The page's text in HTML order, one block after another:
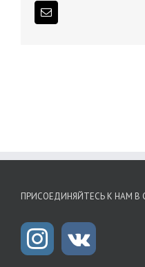
Email
ПРИСОЕДИНЯЙТЕСЬ К НАМ В